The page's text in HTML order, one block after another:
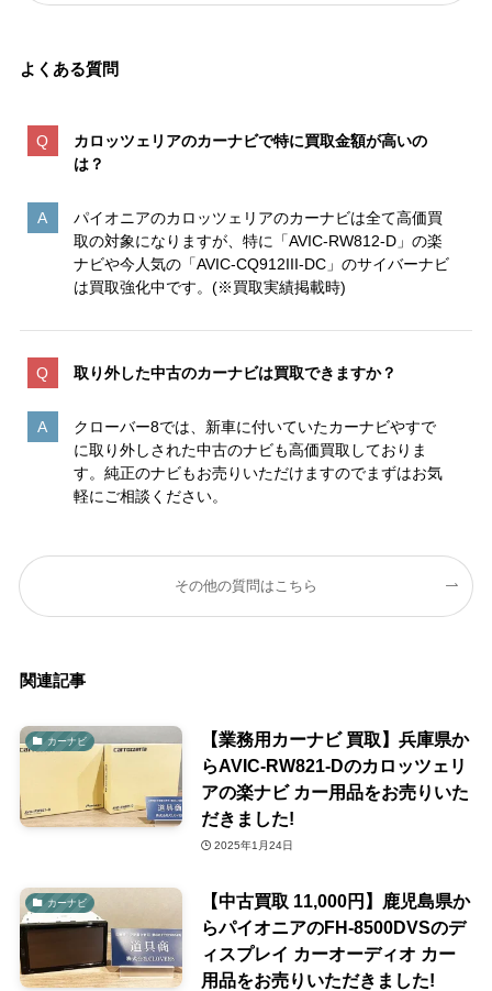
よくある質問
カロッツェリアのカーナビで特に買取金額が高いの
は？
パイオニアのカロッツェリアのカーナビは全て高価買
取の対象になりますが、特に「AVIC-RW812-D」の楽
ナビや今人気の「AVIC-CQ912III-DC」のサイバーナビ
は買取強化中です。(※買取実績掲載時)
取り外した中古のカーナビは買取できますか？
クローバー8では、新車に付いていたカーナビやすで
に取り外しされた中古のナビも高価買取しておりま
す。純正のナビもお売りいただけますのでまずはお気
軽にご相談ください。
その他の質問はこちら
関連記事
カーナビ
【業務用カーナビ 買取】兵庫県か
らAVIC-RW821-Dのカロッツェリ
アの楽ナビ カー用品をお売りいた
だきました!
2025年1月24日
カーナビ
【中古買取 11,000円】鹿児島県か
らパイオニアのFH-8500DVSのデ
ィスプレイ カーオーディオ カー
用品をお売りいただきました!